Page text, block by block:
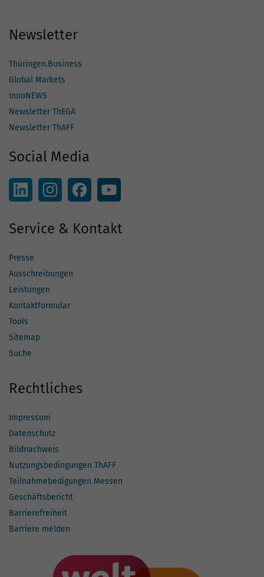
Newsletter
Thüringen.Business
Global Markets
InnoNEWS
Newsletter ThEGA
Newsletter ThAFF
Social Media
Service & Kontakt
Presse
Ausschreibungen
Leistungen
Kontaktformular
Tools
Sitemap
Suche
Rechtliches
Impressum
Datenschutz
Bildnachweis
Nutzungsbedingungen ThAFF
Teilnahmebedigungen Messen
Geschäftsbericht
Barrierefreiheit
Barriere melden